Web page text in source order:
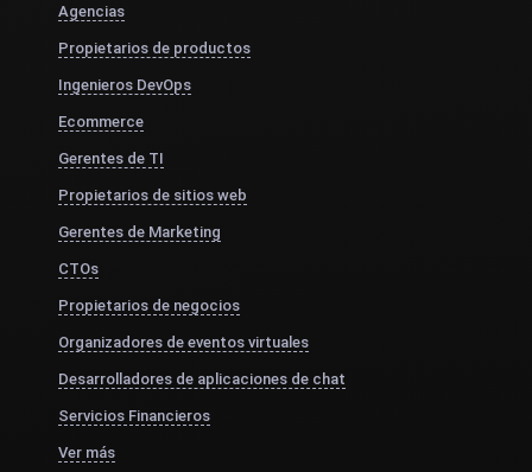
Agencias
Propietarios de productos
Ingenieros DevOps
Ecommerce
Gerentes de TI
Propietarios de sitios web
Gerentes de Marketing
CTOs
Propietarios de negocios
Organizadores de eventos virtuales
Desarrolladores de aplicaciones de chat
Servicios Financieros
Ver más